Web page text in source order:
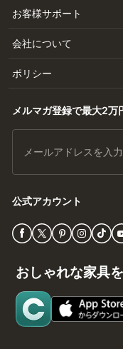
お客様サポート
会社について
ポリシー
メルマガ登録で最大2万
メールアドレスを入力
公式アカウント
おしゃれな家具